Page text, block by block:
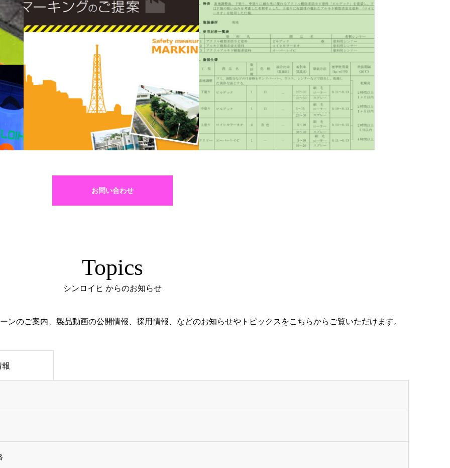
お問い合わせ
Topics
シンロイヒ からのお知らせ
のご案内、製品動画の公開情報、採用情報、などのお知らせやトピックスをこちらからご覧いただけます。